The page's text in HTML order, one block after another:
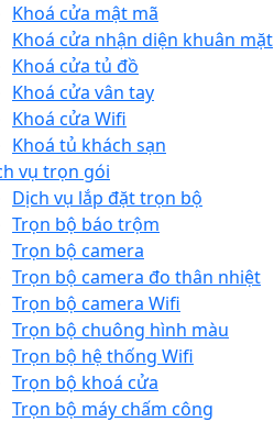
Khoá cửa mật mã
Khoá cửa nhận diện khuân mặt
Khoá cửa tủ đồ
Khoá cửa vân tay
Khoá cửa Wifi
Khoá tủ khách sạn
vụ trọn gói
Dịch vụ lắp đặt trọn bộ
Trọn bộ báo trộm
Trọn bộ camera
Trọn bộ camera đo thân nhiệt
Trọn bộ camera Wifi
Trọn bộ chuông hình màu
Trọn bộ hệ thống Wifi
Trọn bộ khoá cửa
Trọn bộ máy chấm công